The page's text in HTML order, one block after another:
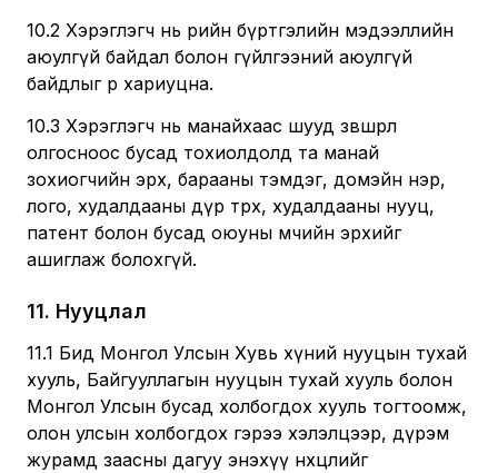
10.2 Хэрэглэгч нь өөрийн бүртгэлийн мэдээллийн
аюулгүй байдал болон гүйлгээний аюулгүй
байдлыг өөрөө хариуцна.
10.3 Хэрэглэгч нь манайхаас шууд зөвшөөрөл
олгосноос бусад тохиолдолд та манай
зохиогчийн эрх, барааны тэмдэг, домэйн нэр,
лого, худалдааны дүр төрх, худалдааны нууц,
патент болон бусад оюуны өмчийн эрхийг
ашиглаж болохгүй.
11. Нууцлал
11.1 Бид Монгол Улсын Хувь хүний нууцын тухай
хууль, Байгууллагын нууцын тухай хууль болон
Монгол Улсын бусад холбогдох хууль тогтоомж,
олон улсын холбогдох гэрээ хэлэлцээр, дүрэм
журамд заасны дагуу энэхүү нөхцөлийг